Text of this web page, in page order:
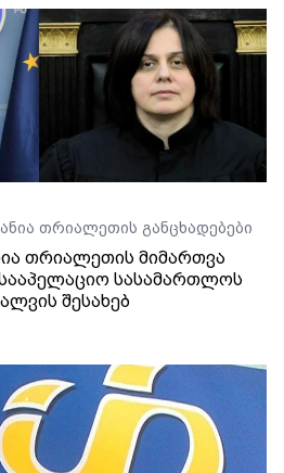
თრიალეთის განცხადებები
თრიალეთის მიმართვა
სასამართლოს
შესახებ